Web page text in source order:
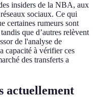
insiders de la NBA, aux
sociaux. Ce qui
certaines rumeurs sont
que d’autres relèvent
de l'analyse de
capacité à vérifier ces
des transferts a
actuellement